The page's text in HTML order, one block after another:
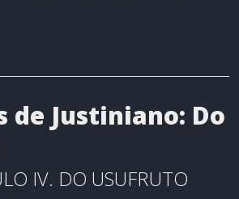
Justiniano: Do
IV. DO USUFRUTO